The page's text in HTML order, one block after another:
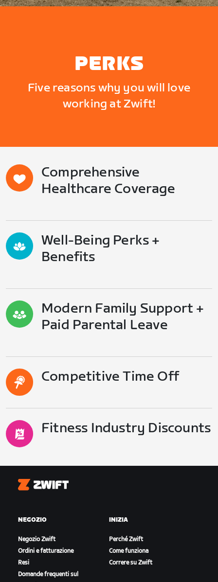
PERKS
Five reasons why you will love
working at Zwift!
Comprehensive
Healthcare Coverage
Well-Being Perks +
Benefits
Modern Family Support +
Paid Parental Leave
Competitive Time Off
Fitness Industry Discounts
Zwift
NEGOZIO
Negozio Zwift
Ordini e fatturazione
Resi
Domande frequenti sul
INIZIA
Perché Zwift
Come funziona
Correre su Zwift